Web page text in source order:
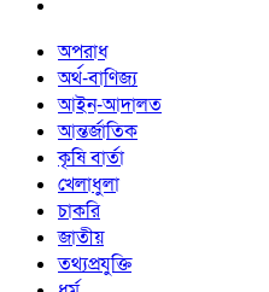
অপরাধ
অর্থ-বাণিজ্য
আইন-আদালত
আন্তর্জাতিক
কৃষি বার্তা
খেলাধুলা
চাকরি
জাতীয়
তথ্যপ্রযুক্তি